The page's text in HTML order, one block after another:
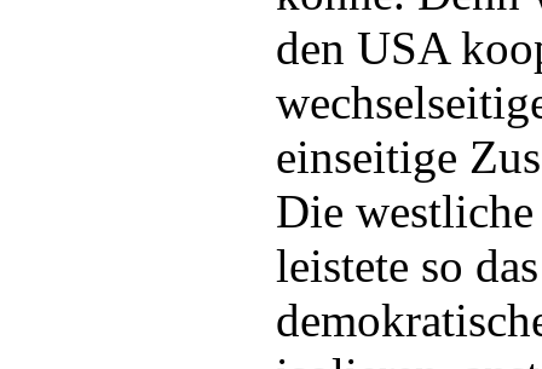
den USA
einseitige
Die
leistete so